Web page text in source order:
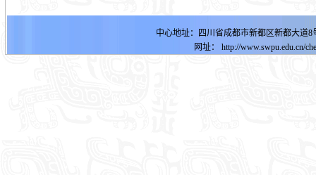
中心地址：四川省成都市新都区新都大
网址：
http://www.swpu.edu.cn/